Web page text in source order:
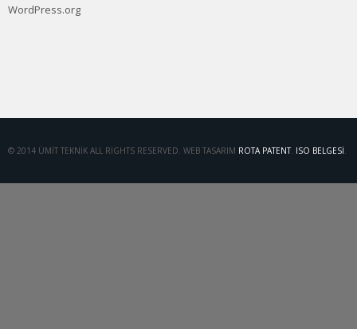
WordPress.org
© 2014 ÜMIT TEKNIK ALL RIGHTS RESERVED. WEB TASARIM ROTA PATENT. ISO BELGESI.